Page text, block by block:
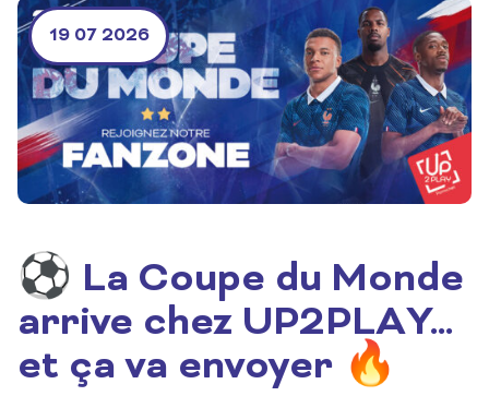
19 07 2026
⚽ La Coupe du Monde
arrive chez UP2PLAY…
et ça va envoyer 🔥